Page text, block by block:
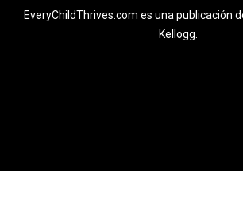
EveryChildThrives.com es una publicación
Kellogg.